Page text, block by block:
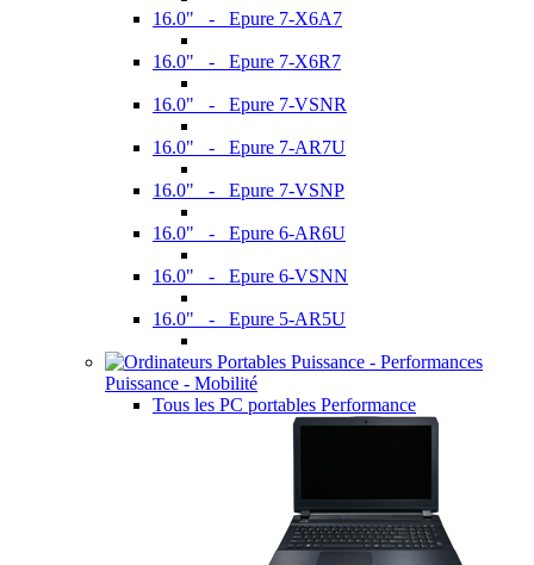
16.0" - Epure 7-X6A7
16.0" - Epure 7-X6R7
16.0" - Epure 7-VSNR
16.0" - Epure 7-AR7U
16.0" - Epure 7-VSNP
16.0" - Epure 6-AR6U
16.0" - Epure 6-VSNN
16.0" - Epure 5-AR5U
Puissance - Mobilité
Tous les PC portables Performance